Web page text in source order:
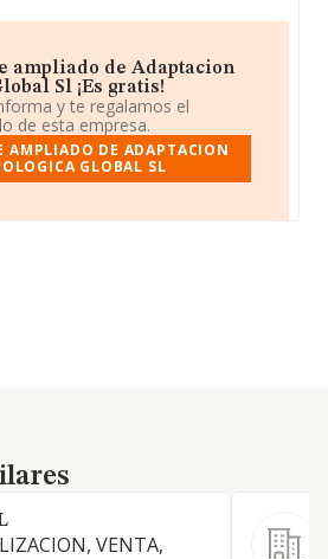
ampliado de Adaptacion
Sl ¡Es gratis!
y te regalamos el
de esta empresa.
AMPLIADO DE ADAPTACION
GLOBAL SL
VENTA,